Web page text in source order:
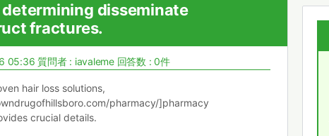
disseminate
fractures.
05:36質問者 : iavaleme 回答数 : 0件
hair loss solutions,
pharmacy/]pharmacy
crucial details.